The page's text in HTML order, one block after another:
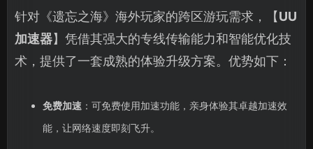
针对《遗忘之海》海外玩家的跨区游玩需求，【UU
加速器】凭借其强大的专线传输能力和智能优化技
术，提供了一套成熟的体验升级方案。优势如下：
免费加速：可免费使用加速功能，亲身体验其卓越加速效
能，让网络速度即刻飞升。